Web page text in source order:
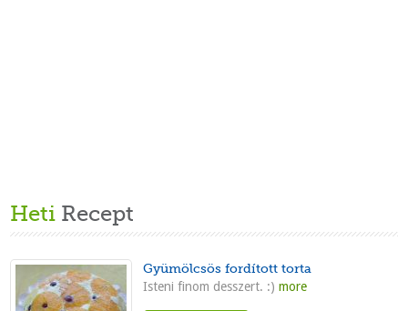
Heti Recept
Gyümölcsös fordított torta
Isteni finom desszert. :) more